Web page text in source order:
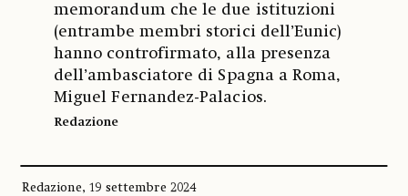
memorandum che le due istituzioni
(entrambe membri storici dell’Eunic)
hanno controfirmato, alla presenza
dell’ambasciatore di Spagna a Roma,
Miguel Fernandez-Palacios.
Redazione
Redazione, 19 settembre 2024